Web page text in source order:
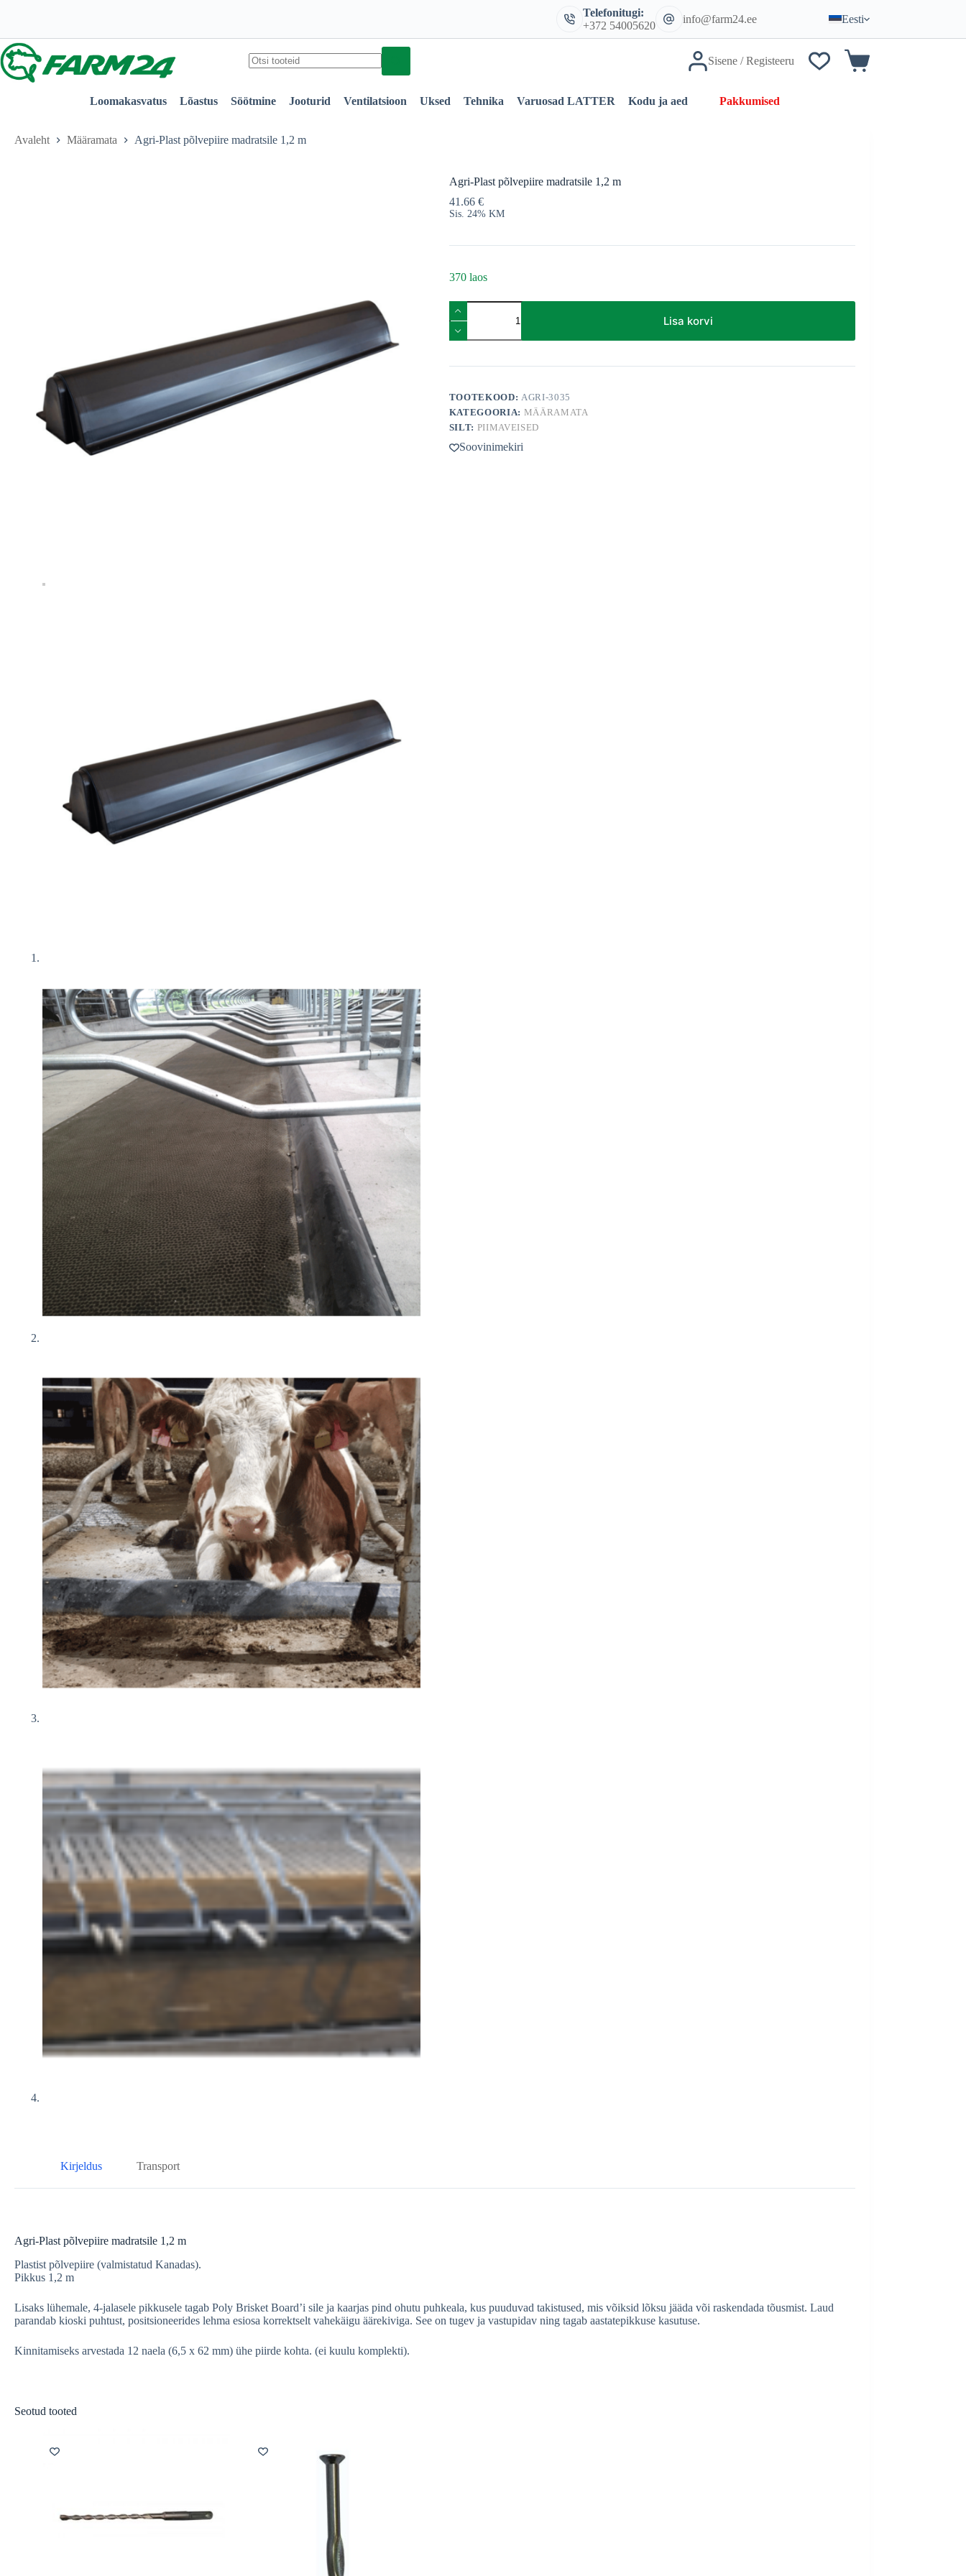
kogus
Telefonitugi:
+372 54005620
info@farm24.ee Eesti
results
Sisene / Registeeru Ostukorv
Loomakasvatus Lõastus Söötmine Jooturid Ventilatsioon Uksed Tehnika Varuosad LATTER Kodu ja aed Pakkumised
Avaleht Määramata Agri-Plast põlvepiire madratsile 1,2 m
Agri-Plast põlvepiire madratsile 1,2 m
41.66 €
Sis. 24% KM
370 laos
Agri-
Plast
põlvepiire
madratsile
m
Lisa korvi
TOOTEKOOD: AGRI-3035
KATEGOORIA: MÄÄRAMATA
SILT: PIIMAVEISED
Soovinimekiri
Kirjeldus Transport
Agri-Plast põlvepiire madratsile 1,2 m
Plastist põlvepiire (valmistatud Kanadas).
Pikkus 1,2 m
Lisaks lühemale, 4-jalasele pikkusele tagab Poly Brisket Board’i sile ja kaarjas pind ohutu puhkeala, kus puuduvad takistused, mis võiksid lõksu jääda või raskendada tõusmist. Laud
parandab kioski puhtust, positsioneerides lehma esiosa korrektselt vahekäigu äärekiviga. See on tugev ja vastupidav ning tagab aastatepikkuse kasutuse.
Kinnitamiseks arvestada 12 naela (6,5 x 62 mm) ühe piirde kohta. (ei kuulu komplekti).
Seotud tooted